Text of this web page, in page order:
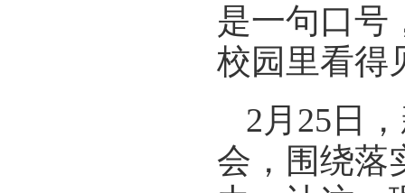
是一句口号
校园里看得
2月25日
会，围绕落